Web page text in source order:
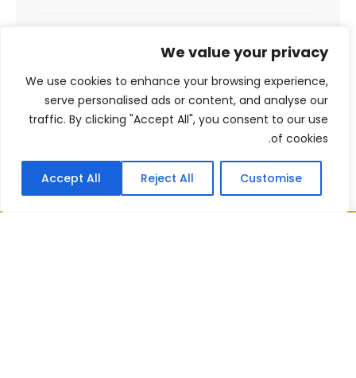
We value your privacy
We use cookies to enhance your browsing experience,
serve personalised ads or content, and analyse our
traffic. By clicking "Accept All", you consent to our use
of cookies.
Customise
Reject All
Accept All
خدمات لسوق خصوصية البيانات السعودي
فبراير 18, 2025